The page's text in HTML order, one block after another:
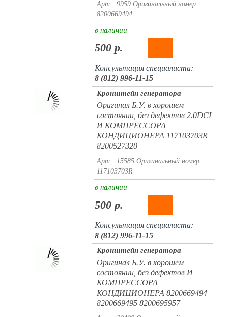
Арт.: 9959 Оригинальный номер:
8200669494
в наличии
500 р.
Консультация специалиста:
8 (812) 996-11-15
Кронштейн генератора
Оригинал Б.У. в хорошем
состоянии, без дефектов 2.0DCI
И КОМПРЕССОРА
КОНДИЦИОНЕРА 117103703R
8200527320
Арт.: 15585 Оригинальный номер:
117103703R
в наличии
500 р.
Консультация специалиста:
8 (812) 996-11-15
Кронштейн генератора
Оригинал Б.У. в хорошем
состоянии, без дефектов И
КОМПРЕССОРА
КОНДИЦИОНЕРА 8200669494
8200669495 8200695957